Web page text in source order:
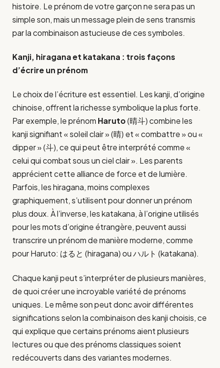
histoire. Le prénom de votre garçon ne sera pas un
simple son, mais un message plein de sens transmis
par la combinaison astucieuse de ces symboles.
Kanji, hiragana et katakana : trois façons
d’écrire un prénom
Le choix de l’écriture est essentiel. Les kanji, d’origine
chinoise, offrent la richesse symbolique la plus forte.
Par exemple, le prénom Haruto(晴斗) combine les
kanji signifiant « soleil clair » (晴) et « combattre » ou «
dipper » (斗), ce qui peut être interprété comme «
celui qui combat sous un ciel clair ». Les parents
apprécient cette alliance de force et de lumière.
Parfois, les hiragana, moins complexes
graphiquement, s’utilisent pour donner un prénom
plus doux. À l’inverse, les katakana, à l’origine utilisés
pour les mots d’origine étrangère, peuvent aussi
transcrire un prénom de manière moderne, comme
pour Haruto: はると (hiragana) ou ハルト (katakana).
Chaque kanji peut s’interpréter de plusieurs manières,
de quoi créer une incroyable variété de prénoms
uniques. Le même son peut donc avoir différentes
significations selon la combinaison des kanji choisis, ce
qui explique que certains prénoms aient plusieurs
lectures ou que des prénoms classiques soient
redécouverts dans des variantes modernes.